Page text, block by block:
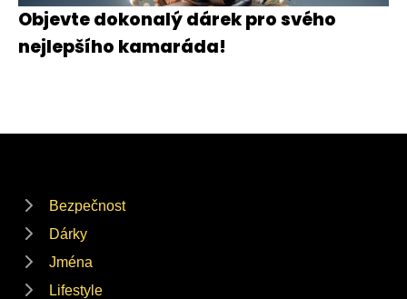
Objevte dokonalý dárek pro svého
nejlepšího kamaráda!
Bezpečnost
Dárky
Jména
Lifestyle